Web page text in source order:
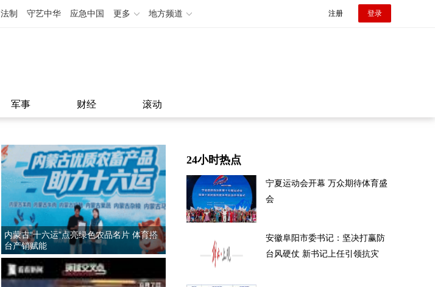
法制 守艺中华 应急中国 更多 地方频道 注册 登录
军事 财经 滚动
内蒙古“十六运”点亮绿色农品名片 体育搭
台产销赋能
24小时热点
宁夏运动会开幕 万众期待体育盛
会
安徽阜阳市委书记：坚决打赢防
台风硬仗 新书记上任引领抗灾